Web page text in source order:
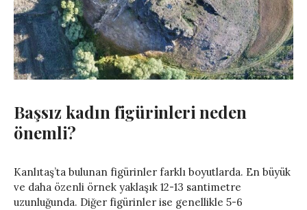
Başsız kadın figürinleri neden
önemli?
Kanlıtaş’ta bulunan figürinler farklı boyutlarda. En büyük
ve daha özenli örnek yaklaşık 12-13 santimetre
uzunluğunda. Diğer figürinler ise genellikle 5-6